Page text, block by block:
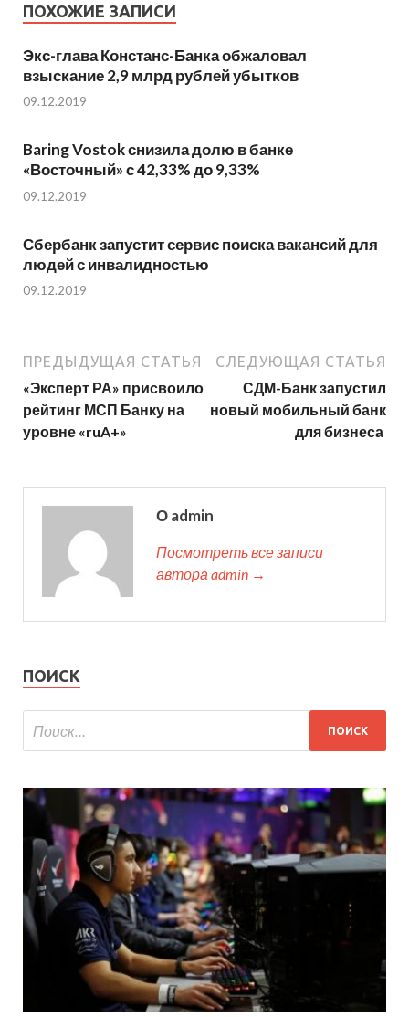
ПОХОЖИЕ ЗАПИСИ
Экс-глава Констанс-Банка обжаловал
взыскание 2,9 млрд рублей убытков
09.12.2019
Baring Vostok снизила долю в банке
«Восточный» с 42,33% до 9,33%
09.12.2019
Сбербанк запустит сервис поиска вакансий для
людей с инвалидностью
09.12.2019
ПРЕДЫДУЩАЯ СТАТЬЯ
«Эксперт РА» присвоило
рейтинг МСП Банку на
уровне «ruA+»
СЛЕДУЮЩАЯ СТАТЬЯ
​СДМ-Банк запустил
новый мобильный банк
для бизнеса ​
О admin
Посмотреть все записи
автора admin →
ПОИСК